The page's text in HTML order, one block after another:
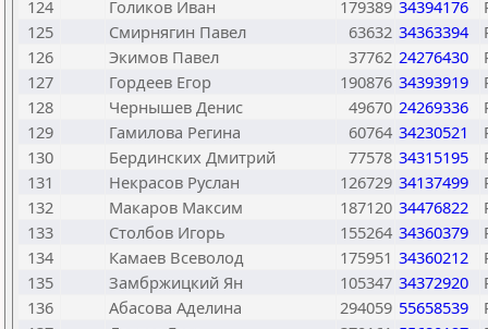
124 Голиков Иван 179389 34394176
125
Смирнягин Павел 63632 34363394
126
Экимов Павел 37762 24276430
127
Гордеев Егор 190876 34393919
128
Чернышев Денис 49670 24269336
129
Гамилова Регина 60764 34230521
130
Бердинских Дмитрий 77578 34315195
131
Некрасов Руслан 126729 34137499
132
Макаров Максим 187120 34476822
133
Столбов Игорь 155264 34360379
134
Камаев Всеволод 175951 34360212
135
Замбржицкий Ян 105347 34372920
136
Абасова Аделина 294059 55658539